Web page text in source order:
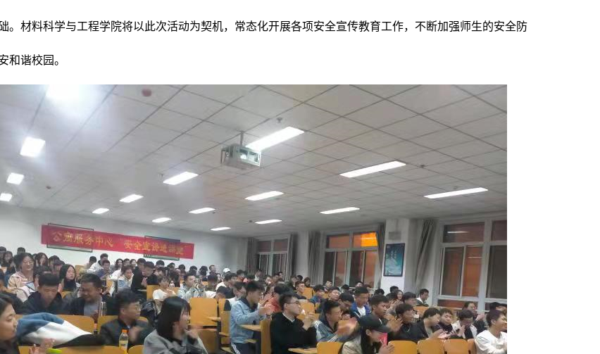
。材料科学与工程学院将以此次活动为契机，常态化开展各项安全宣传教育工作，不断加强师生的安全防
和谐校园。